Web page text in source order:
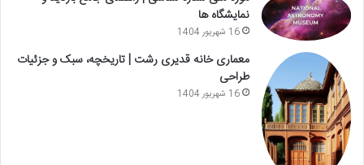
نمایشگاه ها
16 شهریور 1404
معماری خانه قدیری رشت | تاریخچه، سبک و جزئیات
طراحی
16 شهریور 1404